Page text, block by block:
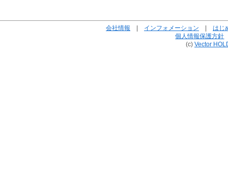
会社情報 | インフォメーション | はじ
個人情報保護方針
(c) Vector